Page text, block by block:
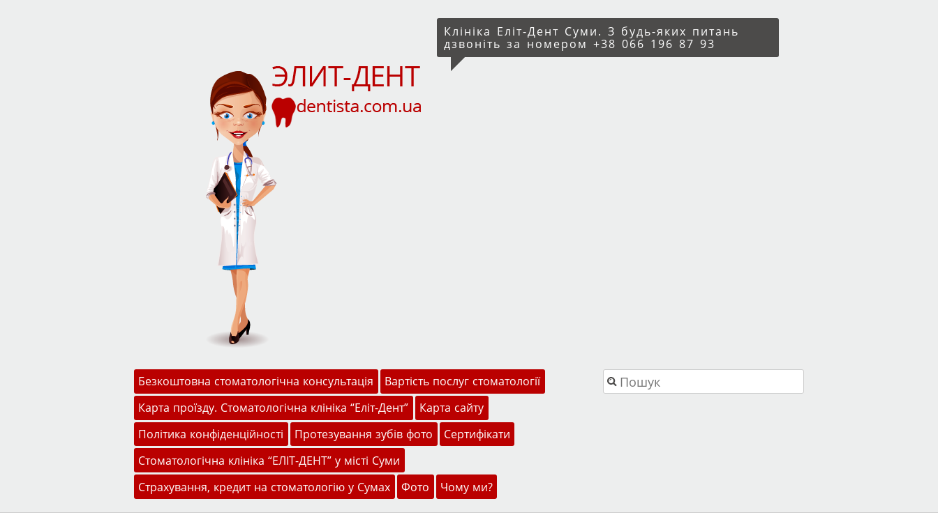
Клініка Еліт-Дент Суми. З будь-яких питань
дзвоніть за номером +38 066 196 87 93
Меню
Перейти до змісту
Безкоштовна стоматологічна консультація
Вартість послуг стоматології
Карта проїзду. Стоматологічна клініка “Еліт-Дент”
Карта сайту
Політика конфіденційності
Протезування зубів фото
Сертифікати
Стоматологічна клініка “ЕЛІТ-ДЕНТ” у місті Суми
Страхування, кредит на стоматологію у Сумах
Фото Чому ми?
Пошук